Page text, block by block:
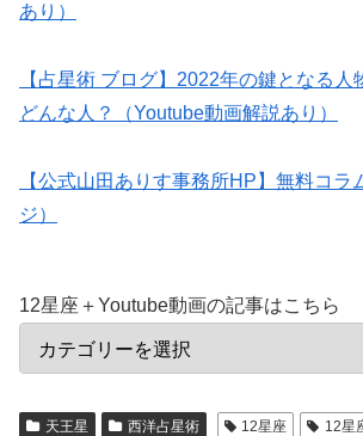
あり）
【占星術 ブログ】2022年の鍵となる人
どんな人？（Youtube動画解説あり）
【公式山田ありす事務所HP】無料コラ
ジ）
12星座＋Youtube動画の記事はこちら
天王星 西洋占星術 12星座 12星